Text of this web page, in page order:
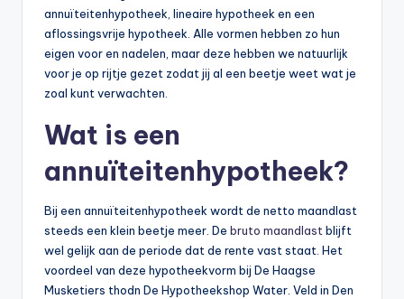
annuïteitenhypotheek, lineaire hypotheek en een
aflossingsvrije hypotheek. Alle vormen hebben zo hun
eigen voor en nadelen, maar deze hebben we natuurlijk
voor je op rijtje gezet zodat jij al een beetje weet wat je
zoal kunt verwachten.
Wat is een
annuïteitenhypotheek?
Bij een annuïteitenhypotheek wordt de netto maandlast
steeds een klein beetje meer. De bruto maandlastblijft
wel gelijk aan de periode dat de rente vast staat. Het
voordeel van deze hypotheekvorm bij De Haagse
Musketiers thodn De Hypotheekshop Water. Veld in Den